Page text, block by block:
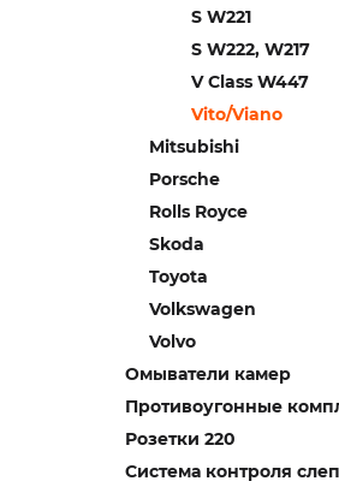
S W221
S W222, W217
V Class W447
Vito/Viano
Mitsubishi
Porsche
Rolls Royce
Skoda
Toyota
Volkswagen
Volvo
Омыватели камер
Противоугонные
Розетки 220
Система контроля